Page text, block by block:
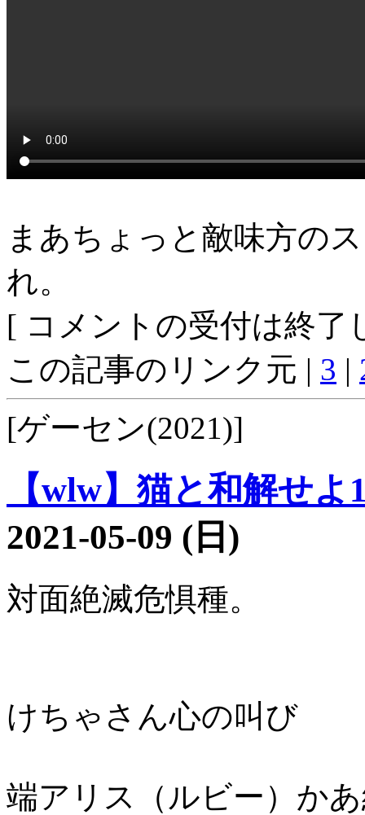
まあちょっと敵味方の
れ。
[ コメントの受付は終了
この記事のリンク元 | 3 |
[ゲーセン(2021)]
【wlw】猫と和解せ
2021-05-09 (日)
対面絶滅危惧種。
けちゃさん心の叫び
端アリス（ルビー）か